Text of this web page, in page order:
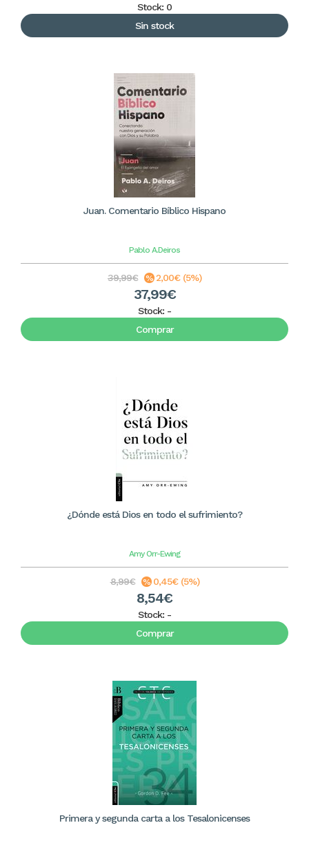
Stock: 0
Sin stock
Juan. Comentario Bíblico Hispano
Pablo A.Deiros
39,99€ 2,00€ (5%)
37,99€
Stock: -
Comprar
¿Dónde está Dios en todo el sufrimiento?
Amy Orr-Ewing
8,99€ 0,45€ (5%)
8,54€
Stock: -
Comprar
Primera y segunda carta a los Tesalonicenses